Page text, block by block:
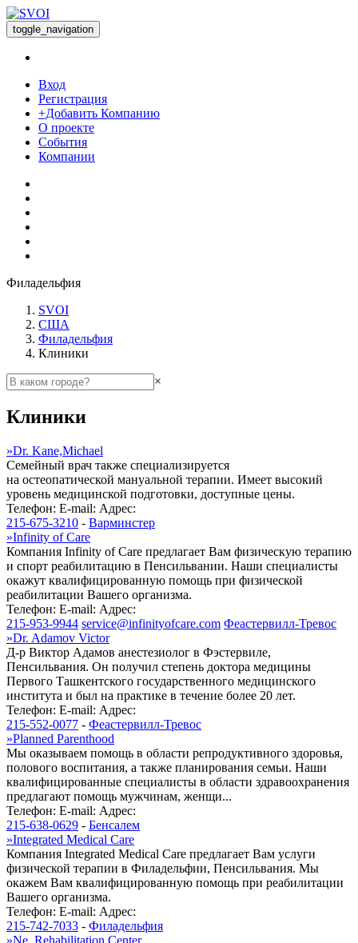
toggle_navigation
Вход
Регистрация
+Добавить Компанию
О проекте
События
Компании
Филадельфия
SVOI
США
Филадельфия
Клиники
×
Клиники
»Dr. Kane,Michael
Семейный врач также специализируется
на остеопатической мануальной терапии. Имеет высокий
уровень медицинской подготовки, доступные цены.
Телефон: E-mail: Адрес:
215-675-3210 - Варминстер
»Infinity of Care
Компания Infinity of Care предлагает Вам физическую терапию
и спорт реабилитацию в Пенсильвании. Наши специалисты
окажут квалифицированную помощь при физической
реабилитации Вашего организма.
Телефон: E-mail: Адрес:
215-953-9944 service@infinityofcare.com Феастервилл-Тревос
»Dr. Adamov Victor
Д-р Виктор Адамов анестезиолог в Фэстервиле,
Пенсильвания. Он получил степень доктора медицины
Первого Ташкентского государственного медицинского
института и был на практике в течение более 20 лет.
Телефон: E-mail: Адрес:
215-552-0077 - Феастервилл-Тревос
»Planned Parenthood
Мы оказываем помощь в области репродуктивного здоровья,
полового воспитания, а также планирования семьи. Наши
квалифицированные специалисты в области здравоохранения
предлагают помощь мужчинам, женщи...
Телефон: E-mail: Адрес:
215-638-0629 - Бенсалем
»Integrated Medical Care
Компания Integrated Medical Care предлагает Вам услуги
физической терапии в Филадельфии, Пенсильвания. Мы
окажем Вам квалифицированную помощь при реабилитации
Вашего организма.
Телефон: E-mail: Адрес:
215-742-7033 - Филадельфия
»Ne. Rehabilitation Center